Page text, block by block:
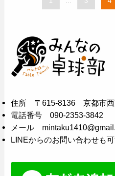
住所 〒615-8136 京都市西
電話番号 090-2353-3842
メール
LINEからのお問い合わせも